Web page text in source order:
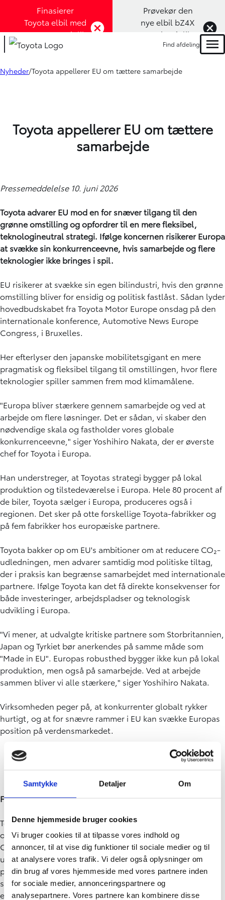
Samtykke Detaljer Om
Denne hjemmeside bruger cookies
Vi bruger cookies til at tilpasse vores indhold og
annoncer, til at vise dig funktioner til sociale medier og til
at analysere vores trafik. Vi deler også oplysninger om
din brug af vores hjemmeside med vores partnere inden
for sociale medier, annonceringspartnere og
analysepartnere. Vores partnere kan kombinere disse
Finasierer
Toyota elbil med
1,99% rente (Klik
her)
Prøvekør den
nye elbil bZ4X
Touring (Klik
her)
Find afdeling
Nyheder Toyota appellerer EU om tættere samarbejde
Toyota appellerer EU om tættere
samarbejde
Pressemeddelelse 10. juni 2026
Toyota advarer EU mod en for snæver tilgang til den
grønne omstilling og opfordrer til en mere fleksibel,
teknologineutral strategi. Ifølge koncernen risikerer Europa
at svække sin konkurrenceevne, hvis samarbejde og flere
teknologier ikke bringes i spil.
EU risikerer at svække sin egen bilindustri, hvis den grønne
omstilling bliver for ensidig og politisk fastlåst. Sådan lyder
hovedbudskabet fra Toyota Motor Europe onsdag på den
internationale konference, Automotive News Europe
Congress, i Bruxelles.
Her efterlyser den japanske mobilitetsgigant en mere
pragmatisk og fleksibel tilgang til omstillingen, hvor flere
teknologier spiller sammen frem mod klimamålene.
"Europa bliver stærkere gennem samarbejde og ved at
arbejde om flere løsninger. Det er sådan, vi skaber den
nødvendige skala og fastholder vores globale
konkurrenceevne," siger Yoshihiro Nakata, der er øverste
chef for Toyota i Europa.
Han understreger, at Toyotas strategi bygger på lokal
produktion og tilstedeværelse i Europa. Hele 80 procent af
de biler, Toyota sælger i Europa, produceres også i
regionen. Det sker på otte forskellige Toyota-fabrikker og
på fem fabrikker hos europæiske partnere.
Toyota bakker op om EU's ambitioner om at reducere CO₂-
udledningen, men advarer samtidig mod politiske tiltag,
der i praksis kan begrænse samarbejdet med internationale
partnere. Ifølge Toyota kan det få direkte konsekvenser for
både investeringer, arbejdspladser og teknologisk
udvikling i Europa.
"Vi mener, at udvalgte kritiske partnere som Storbritannien,
Japan og Tyrkiet bør anerkendes på samme måde som
"Made in EU". Europas robusthed bygger ikke kun på lokal
produktion, men også på samarbejde. Ved at arbejde
sammen bliver vi alle stærkere," siger Yoshihiro Nakata.
Virksomheden peger på, at konkurrenter globalt rykker
hurtigt, og at for snævre rammer i EU kan svække Europas
position på verdensmarkedet.
Flere teknologier skal i spil
Toyota argumenterer for en teknologineutral tilgang til
omstillingen, hvor både elbiler, brint, plug-in hybrider og
CO2-neutrale brændstoffer bidrager til at reducere
udledningerne. Særligt CO2-neutrale brændstoffer til nye
personbiler og varebiler fremhæves som et vigtigt
supplement og som en måde at styrke Europas
energimæssige robusthed. Samtidig efterlyser Toyota